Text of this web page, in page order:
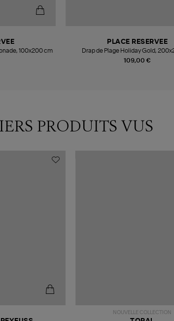
100x200 cm
109,00 €
PLACE RESERVEE
Drap de Plage Holiday Gold,
PRODUITS VUS
NOUVELLE COLLECTION